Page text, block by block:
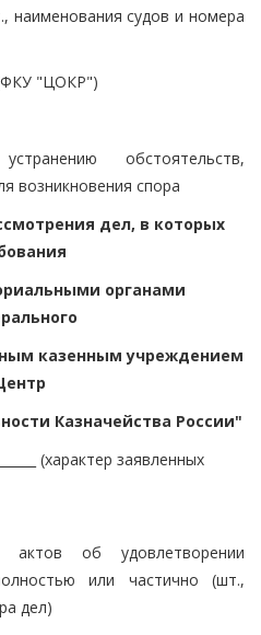
наименования судов и номера
"ЦОКР")
обстоятельств,
возникновения спора
дел, в которых
органами
казенным учреждением
Казначейства России"
(характер заявленных
актов об удовлетворении
или частично (шт.,
дел)